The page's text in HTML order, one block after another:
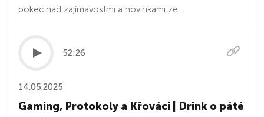
pokec nad zajímavostmi a novinkami ze...
52:26
14.05.2025
Gaming, Protokoly a Křováci | Drink o páté